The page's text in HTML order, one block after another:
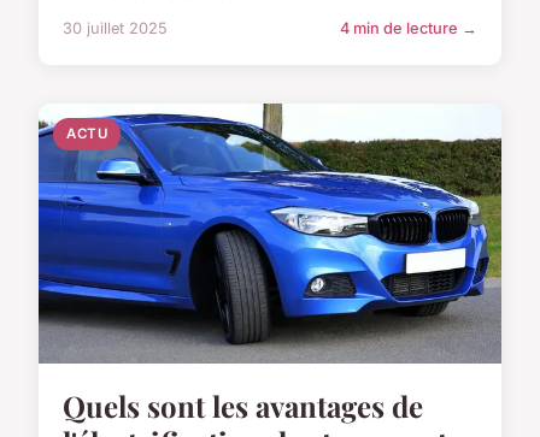
30 juillet 2025 4 min de lecture →
ACTU
Quels sont les avantages de